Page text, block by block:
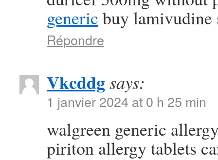
generic buy lamivudine
Répondre
Vkcddgsays:
1 janvier 2024 at 0 h 25 min
walgreen generic
piriton allergy tablets